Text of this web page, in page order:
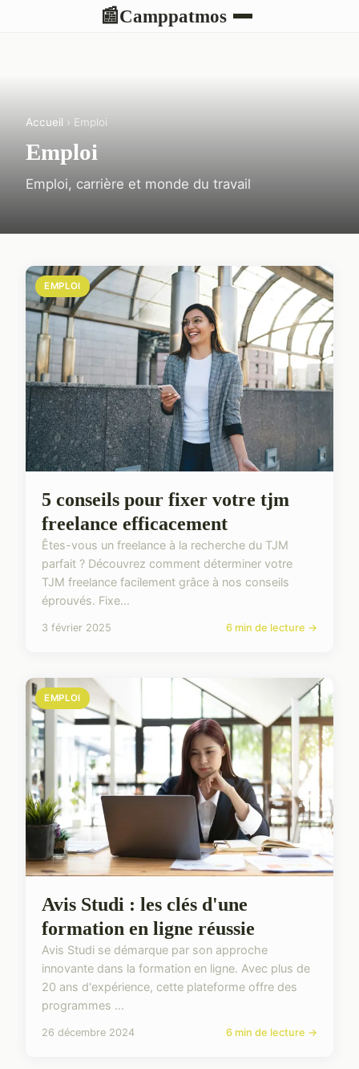
📰Camppatmos
Accueil › Emploi
Emploi
Emploi, carrière et monde du travail
EMPLOI
5 conseils pour fixer votre tjm
freelance efficacement
Êtes-vous un freelance à la recherche du TJM
parfait ? Découvrez comment déterminer votre
TJM freelance facilement grâce à nos conseils
éprouvés. Fixe...
3 février 2025 6 min de lecture →
EMPLOI
Avis Studi : les clés d'une
formation en ligne réussie
Avis Studi se démarque par son approche
innovante dans la formation en ligne. Avec plus de
20 ans d'expérience, cette plateforme offre des
programmes ...
26 décembre 2024 6 min de lecture →